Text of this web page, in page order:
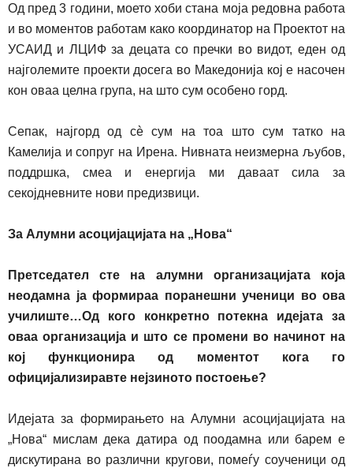
Од пред 3 години, моето хоби стана моја редовна работа
и во моментов работам како координатор на Проектот на
УСАИД и ЛЦИФ за децата со пречки во видот, еден од
најголемите проекти досега во Македонија кој е насочен
кон оваа целна група, на што сум особено горд.
Сепак, најгорд од сèсум на тоа што сум татко на
Камелија и сопруг на Ирена. Нивната неизмерна љубов,
поддршка, смеа и енергија ми даваатсила за
секојдневните нови предизвици.
За Алумни асоцијацијата на „Нова“
П ретседател сте на алумни организацијата која
неодамна ја формираа поранешни ученици во ова
училиште…Од кого конкретно потекна идејата за
оваа организација и што се промени во начинот на
кој функционира од моментот кога го
официјализиравте нејзиното постоење?
Идејата за формирањето на Алумни асоцијацијата на
„Нова“ мислам дека датира од поодамна или барем е
дискутирана во различни кругови, помеѓу соученици од